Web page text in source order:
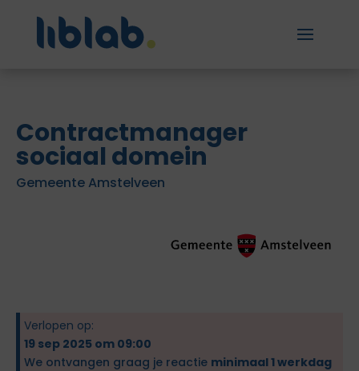
Contractmanager
sociaal domein
Gemeente Amstelveen
Verlopen op:
19 sep 2025 om 09:00
We ontvangen graag je reactie minimaal 1 werkdag